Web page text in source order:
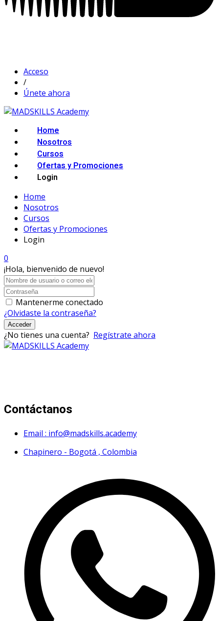
Acceso
/
Únete ahora
Home
Nosotros
Cursos
Ofertas y Promociones
Login
Home
Nosotros
Cursos
Ofertas y Promociones
Login
0
¡Hola, bienvenido de nuevo!
Mantenerme conectado
¿Olvidaste la contraseña?
Acceder
¿No tienes una cuenta? Regístrate ahora
Contáctanos
Email : info@madskills.academy
Chapinero - Bogotá , Colombia